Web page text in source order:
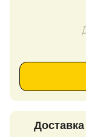
Доставка